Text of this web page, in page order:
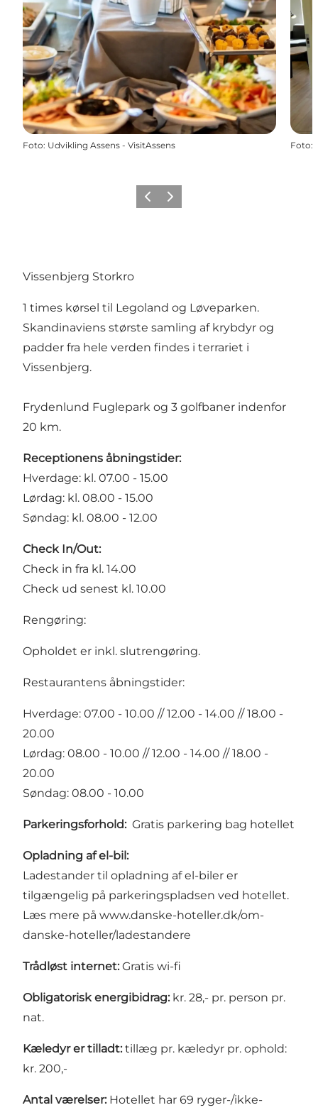
Foto: Udvikling Assens - VisitAssens Foto:
ForrigeNæste
Vissenbjerg Storkro
1 times kørsel til Legoland og Løveparken.
Skandinaviens største samling af krybdyr og
padder fra hele verden findes i terrariet i
Vissenbjerg.
Frydenlund Fuglepark og 3 golfbaner indenfor
20 km.
Receptionens åbningstider:
Hverdage: kl. 07.00 - 15.00
Lørdag: kl. 08.00 - 15.00
Søndag: kl. 08.00 - 12.00
Check In/Out:
Check in fra kl. 14.00
Check ud senest kl. 10.00
Rengøring:
Opholdet er inkl. slutrengøring.
Restaurantens åbningstider:
Hverdage: 07.00 - 10.00 // 12.00 - 14.00 // 18.00 -
20.00
Lørdag: 08.00 - 10.00 // 12.00 - 14.00 // 18.00 -
20.00
Søndag: 08.00 - 10.00
Parkeringsforhold: Gratis parkering bag hotellet
Opladning af el-bil:
Ladestander til opladning af el-biler er
tilgængelig på parkeringspladsen ved hotellet.
Læs mere på www.danske-hoteller.dk/om-
danske-hoteller/ladestandere
Trådløst internet: Gratis wi-fi
Obligatorisk energibidrag: kr. 28,- pr. person pr.
nat.
Kæledyr er tilladt: tillæg pr. kæledyr pr. ophold:
kr. 200,-
Antal værelser: Hotellet har 69 ryger-/ikke-